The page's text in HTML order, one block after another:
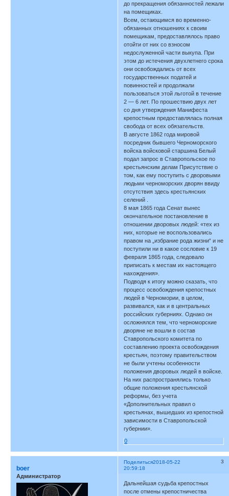
до прекращения обязанностей лежали
на помещиках.
Всем, остающимся во временно-
обязанных отношениях к своим
помещикам, предоставлялось право
отойти от них со взносом
недослуженной части выкупа. При
этом до истечения двухлетнего срока
они освобождались от всех
государственных податей и
повинностей и продолжали
пользоваться этой льготой в течение
2 — 6 лет. По прошествию двух лет
со дня утверждения Манифеста
крепостным предоставлялась полная
свобода от всех обязательств.
В августе 1862 года мировой
посредник бывшего Черноморского
войска войсковой старшина Белый
подал запрос в Ставропольское по
крестьянским делам Присутствие о
том, как ему поступить с дворовыми
людьми черноморских дворян ввиду
отсутствия здесь крестьянских
селений .
8 мая 1865 года Сенат вынес
окончательное постановление в
отношении дворовых людей: «тех из
них, которые не воспользовались
правом на „избрание рода жизни“ и не
поступили ни в какое сословие к 19
февраля 1865 года, следовало
приписать к местам их настоящего
нахождения».
Подводя к итогу можно сказать, что
процесс освобождения крепостных
людей в Черномории, в целом,
развивался, как и в центральных
российских губерниях. Однако он
осложнялся тем, что черноморские
дворяне не вошли в состав
Ставропольского комитета по
составлению проекта освобождения
крестьян, поэтому правительством
не были учтены особенности
положения дворовых людей в войске.
На них распространялись только
общие положения крестьянской
реформы, без учета
«Дополнительных правил о
крестьянах, вышедших из крепостной
зависимости в Ставропольской
губернии».
0
Поделиться 3
2018-05-22
20:59:18
boer
Администратор
Дальнейшая судьба крепостных
после отмены крепостничества